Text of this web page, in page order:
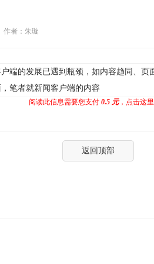
作者：朱璇
的发展已遇到瓶颈，如内容趋同、页
笔者就新闻客户端的内容
阅读此信息需要您支付 0.5 元，点击这
返回顶部